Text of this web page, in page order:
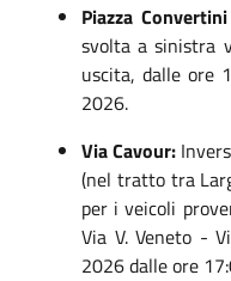
Piazza
svolta a sinistra
uscita, dalle ore
2026.
Via Cavour:
(nel tratto tra
per i veicoli
Via V. Veneto -
2026 dalle ore